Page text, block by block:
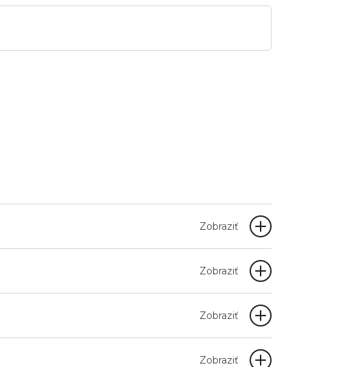
Zobraziť
Zobraziť
Zobraziť
Zobraziť